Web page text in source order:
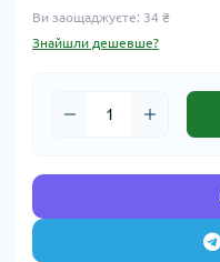
Ви заощаджуєте: 34 ₴
Знайшли дешевше?